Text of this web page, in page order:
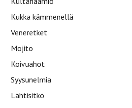
Kukka kämmenellä
Veneretket
Mojito
Koivuahot
Syysunelmia
Lähtisitkö